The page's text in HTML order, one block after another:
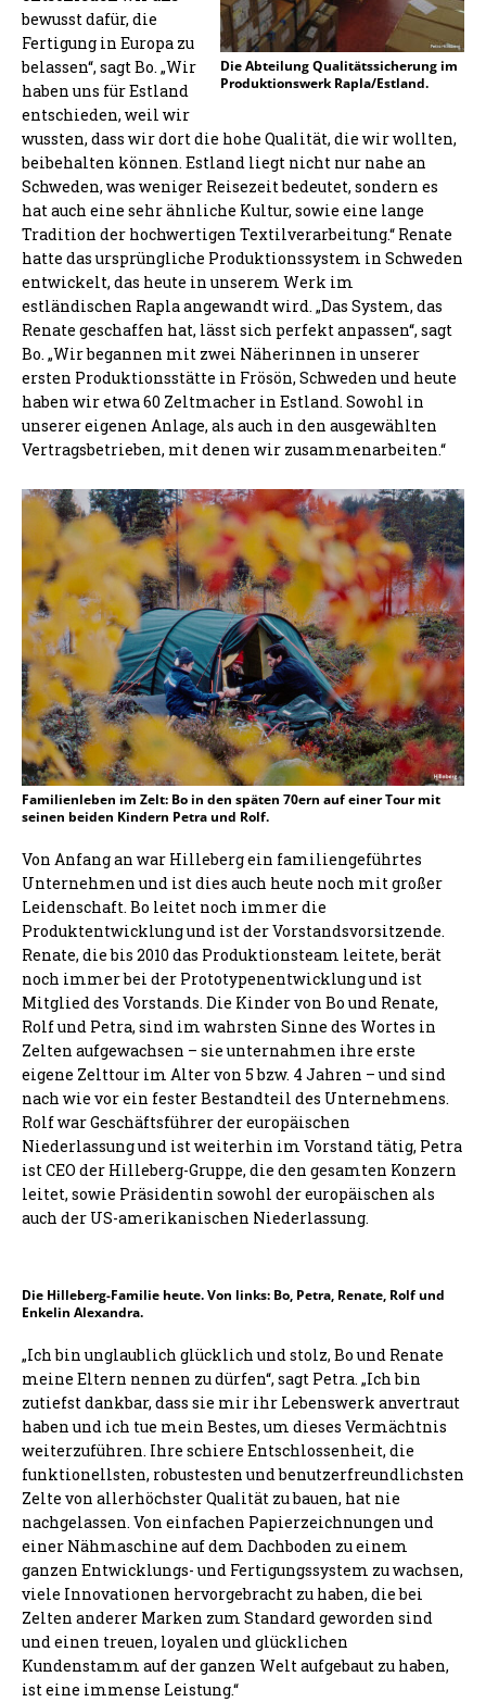
Die Abteilung Qualitätssicherung im
Produktionswerk Rapla/Estland.
bewusst dafür, die
Fertigung in Europa zu
belassen“, sagt Bo. „Wir
haben uns für Estland
entschieden, weil wir
wussten, dass wir dort die hohe Qualität, die wir wollten,
beibehalten können. Estland liegt nicht nur nahe an
Schweden, was weniger Reisezeit bedeutet, sondern es
hat auch eine sehr ähnliche Kultur, sowie eine lange
Tradition der hochwertigen Textilverarbeitung.“ Renate
hatte das ursprüngliche Produktionssystem in Schweden
entwickelt, das heute in unserem Werk im
estländischen Rapla angewandt wird. „Das System, das
Renate geschaffen hat, lässt sich perfekt anpassen“, sagt
Bo. „Wir begannen mit zwei Näherinnen in unserer
ersten Produktionsstätte in Frösön, Schweden und heute
haben wir etwa 60 Zeltmacher in Estland. Sowohl in
unserer eigenen Anlage, als auch in den ausgewählten
Vertragsbetrieben, mit denen wir zusammenarbeiten.“
Familienleben im Zelt: Bo in den späten 70ern auf einer Tour mit
seinen beiden Kindern Petra und Rolf.
Von Anfang an war Hilleberg ein familiengeführtes
Unternehmen und ist dies auch heute noch mit großer
Leidenschaft. Bo leitet noch immer die
Produktentwicklung und ist der Vorstandsvorsitzende.
Renate, die bis 2010 das Produktionsteam leitete, berät
noch immer bei der Prototypenentwicklung und ist
Mitglied des Vorstands. Die Kinder von Bo und Renate,
Rolf und Petra, sind im wahrsten Sinne des Wortes in
Zelten aufgewachsen – sie unternahmen ihre erste
eigene Zelttour im Alter von 5 bzw. 4 Jahren – und sind
nach wie vor ein fester Bestandteil des Unternehmens.
Rolf war Geschäftsführer der europäischen
Niederlassung und ist weiterhin im Vorstand tätig, Petra
ist CEO der Hilleberg-Gruppe, die den gesamten Konzern
leitet, sowie Präsidentin sowohl der europäischen als
auch der US-amerikanischen Niederlassung.
Die Hilleberg-Familie heute. Von links: Bo, Petra, Renate, Rolf und
Enkelin Alexandra.
„Ich bin unglaublich glücklich und stolz, Bo und Renate
meine Eltern nennen zu dürfen“, sagt Petra. „Ich bin
zutiefst dankbar, dass sie mir ihr Lebenswerk anvertraut
haben und ich tue mein Bestes, um dieses Vermächtnis
weiterzuführen. Ihre schiere Entschlossenheit, die
funktionellsten, robustesten und benutzerfreundlichsten
Zelte von allerhöchster Qualität zu bauen, hat nie
nachgelassen. Von einfachen Papierzeichnungen und
einer Nähmaschine auf dem Dachboden zu einem
ganzen Entwicklungs- und Fertigungssystem zu wachsen,
viele Innovationen hervorgebracht zu haben, die bei
Zelten anderer Marken zum Standard geworden sind
und einen treuen, loyalen und glücklichen
Kundenstamm auf der ganzen Welt aufgebaut zu haben,
ist eine immense Leistung.“